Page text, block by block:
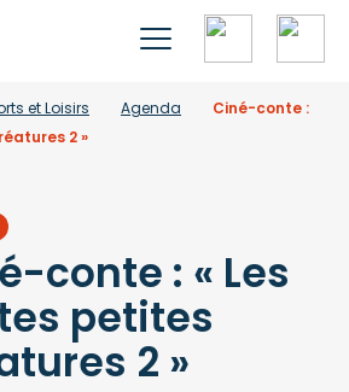
et Loisirs Agenda
Ciné-conte :
2 »
conte : « Les
petites
2 »